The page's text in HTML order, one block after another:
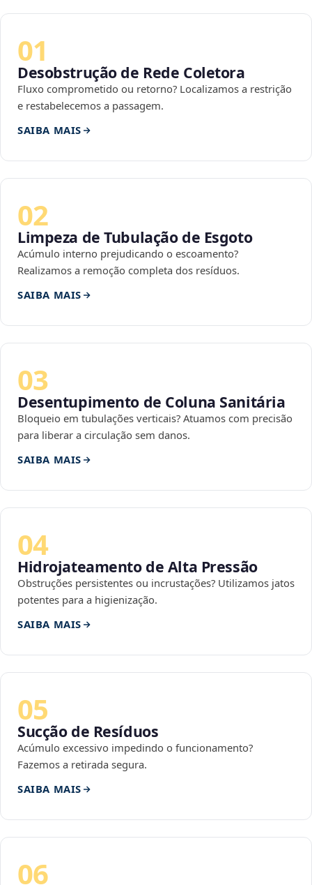
01
Desobstrução de Rede Coletora
Fluxo comprometido ou retorno? Localizamos a restrição
e restabelecemos a passagem.
SAIBA MAIS
02
Limpeza de Tubulação de Esgoto
Acúmulo interno prejudicando o escoamento?
Realizamos a remoção completa dos resíduos.
SAIBA MAIS
03
Desentupimento de Coluna Sanitária
Bloqueio em tubulações verticais? Atuamos com precisão
para liberar a circulação sem danos.
SAIBA MAIS
04
Hidrojateamento de Alta Pressão
Obstruções persistentes ou incrustações? Utilizamos jatos
potentes para a higienização.
SAIBA MAIS
05
Sucção de Resíduos
Acúmulo excessivo impedindo o funcionamento?
Fazemos a retirada segura.
SAIBA MAIS
06